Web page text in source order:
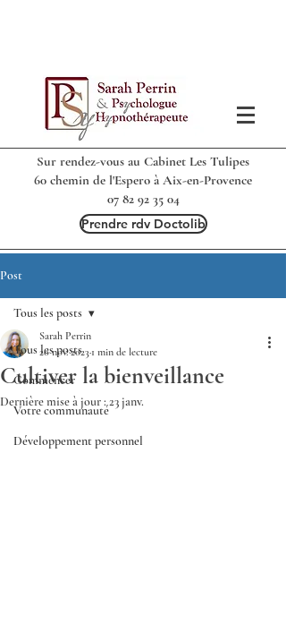
Sur rendez-vous au Cabinet Les Tulipes
60 chemin de l'Espero à Aix-en-Provence
07 82 92 35 04
Prendre rdv Doctolib
Post
Tous les posts
Commencer
Votre communauté
Développement personnel
Tous les posts
Cultiver la bienveillance
Sarah Perrin
20 nov. 2023 1 min de lecture
Dernière mise à jour :23 janv.